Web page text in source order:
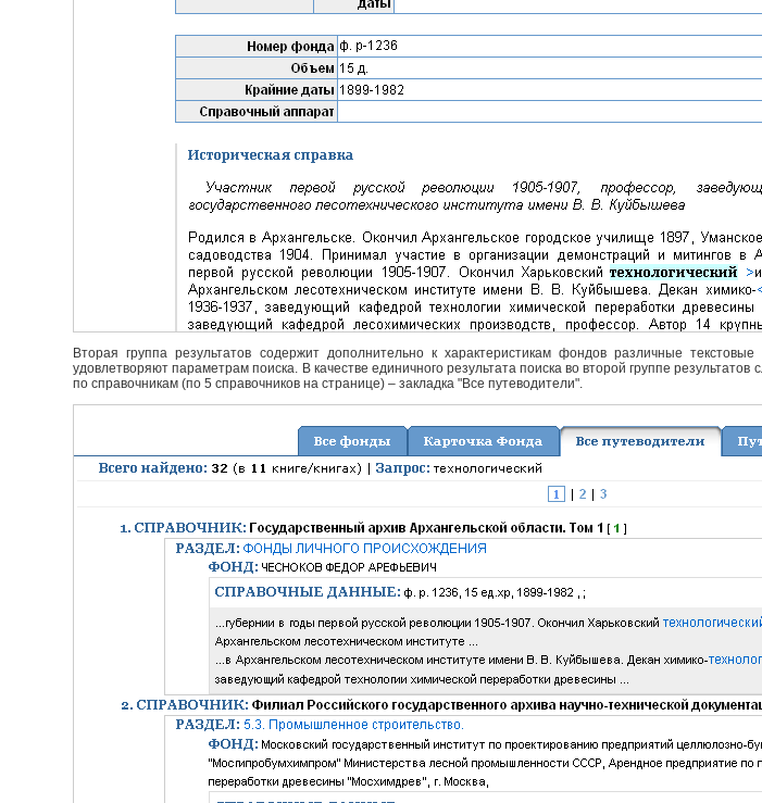
Вторая группа результатов содержит дополнительно к характеристикам фондов различные
удовлетворяют параметрам поиска. В качестве единичного результата поиска во второй группе
по справочникам (по 5 справочников на странице) – закладка "Все путеводители".